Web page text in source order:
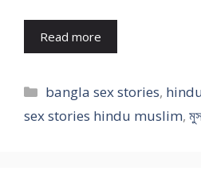
Read more
Categories
bangla sex stories,
sex stories hindu muslim,